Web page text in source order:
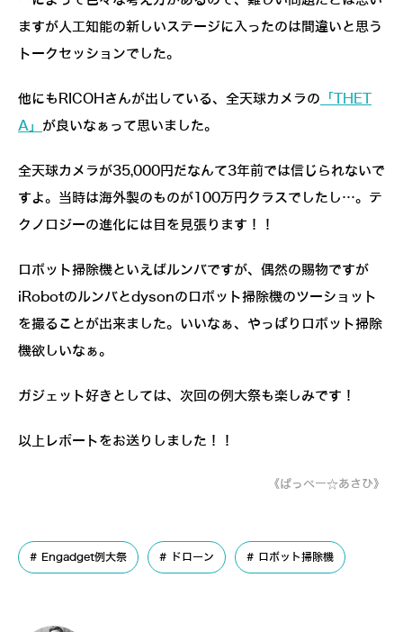
ますが人工知能の新しいステージに入ったのは間違いと思う
トークセッションでした。
他にもRICOHさんが出している、全天球カメラの 「THET
A」 が良いなぁって思いました。
全天球カメラが35,000円だなんて3年前では信じられないで
すよ。当時は海外製のものが100万円クラスでしたし…。テ
クノロジーの進化には目を見張ります！！
ロボット掃除機といえばルンバですが、偶然の賜物ですが
iRobotのルンバとdysonのロボット掃除機のツーショット
を撮ることが出来ました。いいなぁ、やっぱりロボット掃除
機欲しいなぁ。
ガジェット好きとしては、次回の例大祭も楽しみです！
以上レポートをお送りしました！！
《ぱっぺー☆あさひ》
Engadget例大祭 ドローン ロボット掃除機